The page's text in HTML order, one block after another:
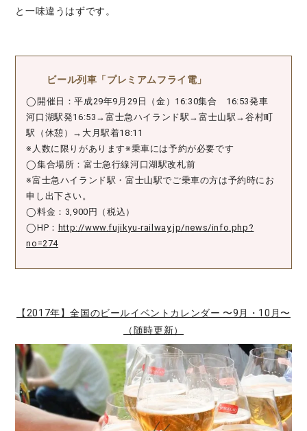
と一味違うはずです。
ビール列車「プレミアムフライ電」
◯開催日：平成29年9月29日（金）16:30集合 16:53発車
河口湖駅発16:53→富士急ハイランド駅→富士山駅→谷村町
駅（休憩）→大月駅着18:11
※人数に限りがあります※乗車には予約が必要です
◯集合場所：富士急行線河口湖駅改札前
※富士急ハイランド駅・富士山駅でご乗車の方は予約時にお
申し出下さい。
◯料金：3,900円（税込）
◯HP： http://www.fujikyu-railway.jp/news/info.php?
no=274
【2017年】全国のビールイベントカレンダー 〜9月・10月〜
（随時更新）